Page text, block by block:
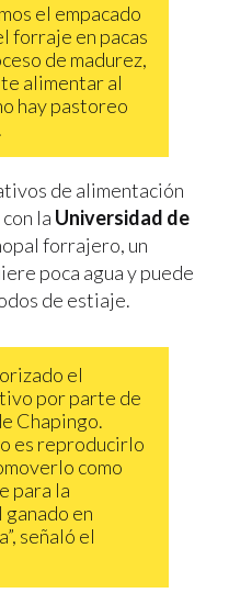
el empacado
forraje en pacas
de madurez,
alimentar al
hay pastoreo
de alimentación
la Universidad de
forrajero, un
poca agua y puede
de estiaje.
el
por parte de
Chapingo.
es reproducirlo
como
para la
en
señaló el